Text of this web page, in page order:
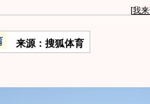
[我
来源：搜狐体育